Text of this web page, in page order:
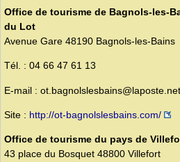
Office de tourisme de Bagnols-les-
du Lot
Avenue Gare 48190 Bagnols-les-Bains
Tél. : 04 66 47 61 13
E-mail : ot.bagnolslesbains@laposte.net
Site : http://ot-bagnolslesbains.com/
Office de tourisme du pays de
43 place du Bosquet 48800 Villefort